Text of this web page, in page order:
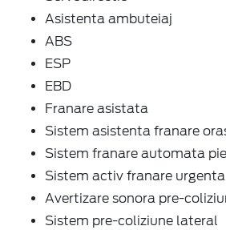
Asistenta ambuteiaj
ABS
ESP
EBD
Franare asistata
Sistem asistenta franare
Sistem franare automata
Sistem activ franare urgenta
Avertizare sonora pre-
Sistem pre-coliziune lateral